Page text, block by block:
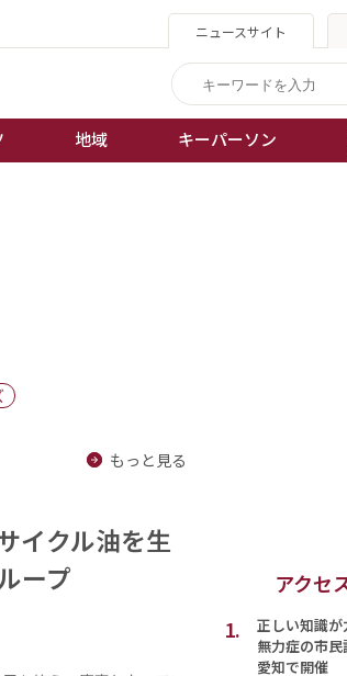
ニュースサイト
地域 キーパーソン
もっと見る
イクル油を生
ープ
アクセ
1.
正しい知識
無力症の市
愛知で開催